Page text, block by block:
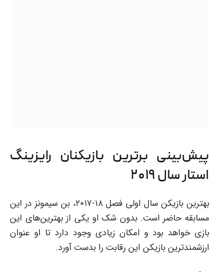
پیش‌بینی برترین بازیکنان رایزینگ
استار سال ۲۰۱۹
بهترین بازیکن سال اولی فصل ۱۸-۲۰۱۷، بن سیمونز در این
مسابقه حاضر است. بدون شک او یکی از بهترین‌های این
بازی خواهد بود و امکان زیادی وجود دارد تا او عنوان
ارزشمندترین بازیکن این رقابت را بدست آورد.